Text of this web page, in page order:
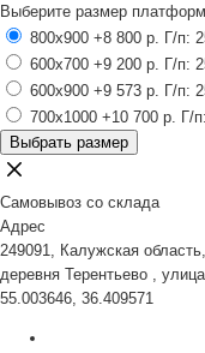
Выберите размер
800x900 +8 800 р. Г/п:
600x700 +9 200 р. Г/п:
600x900 +9 573 р. Г/п:
700x1000 +10 700 р. Г/
Выбрать размер
Самовывоз со склада
Адрес
249091, Калужская
деревня Терентьево ,
55.003646, 36.409571